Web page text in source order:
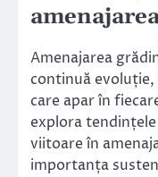
Amenajarea
continuă
care apar în
explora
viitoare în
importanța